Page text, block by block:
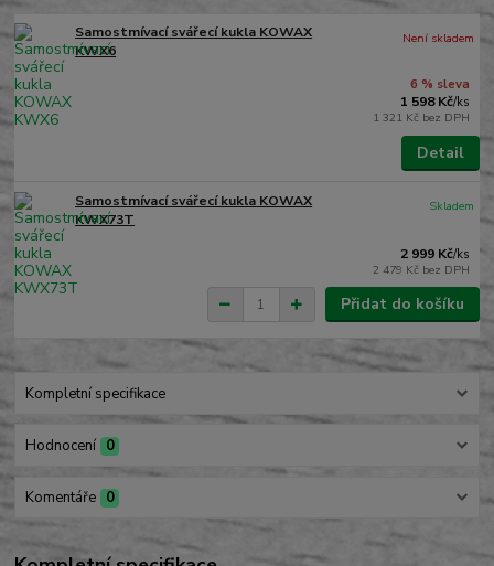
Samostmívací svářecí kukla KOWAX
KWX6
6 % sleva
1 598 Kč/ks
1 321 Kč bez DPH
Není skladem
Detail
Samostmívací svářecí kukla KOWAX
KWX73T
2 999 Kč/ks
2 479 Kč bez DPH
Skladem
Přidat do košíku
Kompletní specifikace
Hodnocení 0
Komentáře 0